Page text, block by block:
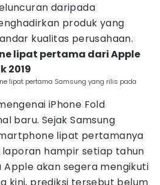
daripada
produk yang
kualitas perusahaan.
lipat pertama dari Apple
2019
lipat pertama Samsung yang rilis pada
iPhone Fold
baru. Sejak Samsung
lipat pertamanya
laporan hampir setiap tahun
akan segera mengikuti